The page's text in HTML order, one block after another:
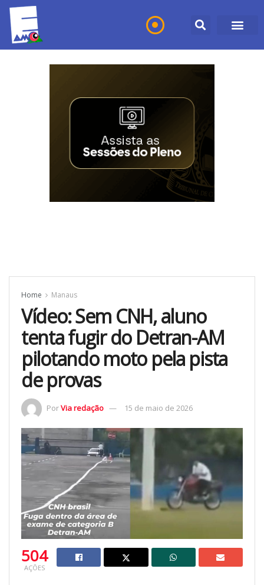
Home Manaus
Vídeo: Sem CNH, aluno
tenta fugir do Detran-AM
pilotando moto pela pista
de provas
PorVia redação 15 de maio de 2026
504
AÇÕES